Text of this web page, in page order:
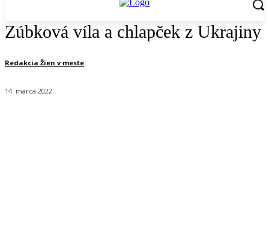
Zúbková víla a chlapček z Ukrajiny
Redakcia Žien v meste
14. marca 2022